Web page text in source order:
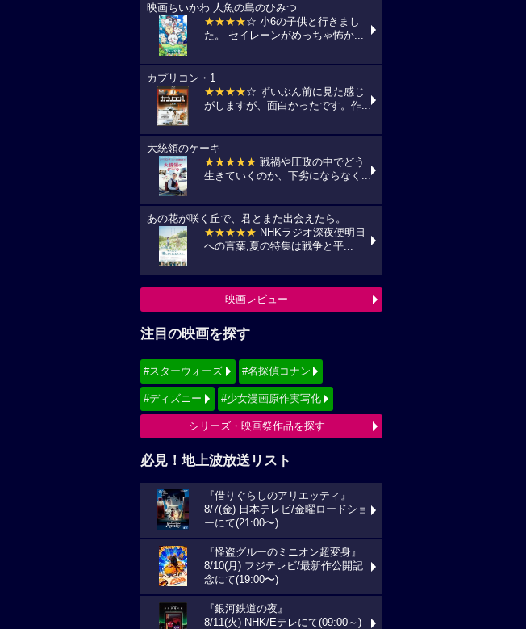
映画ちいかわ 人魚の島のひみつ
★★★★☆ 小6の子供と行きまし
た。 セイレーンがめっちゃ怖か...
カプリコン・1
★★★★☆ ずいぶん前に見た感じ
がしますが、面白かったです。作...
大統領のケーキ
★★★★★ 戦禍や圧政の中でどう
生きていくのか、下劣にならなく...
あの花が咲く丘で、君とまた出会えたら。
★★★★★ NHKラジオ深夜便明日
への言葉,夏の特集は戦争と平...
映画レビュー
注目の映画を探す
#スターウォーズ #名探偵コナン
#ディズニー #少女漫画原作実写化
シリーズ・映画祭作品を探す
必見！地上波放送リスト
『借りぐらしのアリエッティ』
8/7(金) 日本テレビ/金曜ロードショ
ーにて(21:00〜)
『怪盗グルーのミニオン超変身』
8/10(月) フジテレビ/最新作公開記
念にて(19:00〜)
『銀河鉄道の夜』
8/11(火) NHK/Eテレにて(09:00～)